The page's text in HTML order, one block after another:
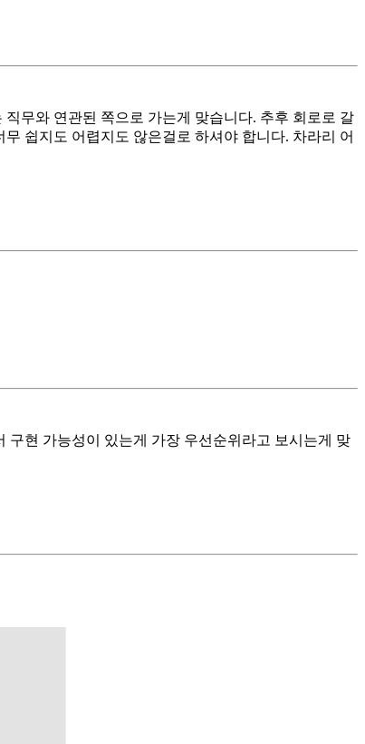
무와 연관된 쪽으로 가는게 맞습니다. 추후 회로로 갈
쉽지도 어렵지도 않은걸로 하셔야 합니다. 차라리 어
현 가능성이 있는게 가장 우선순위라고 보시는게 맞